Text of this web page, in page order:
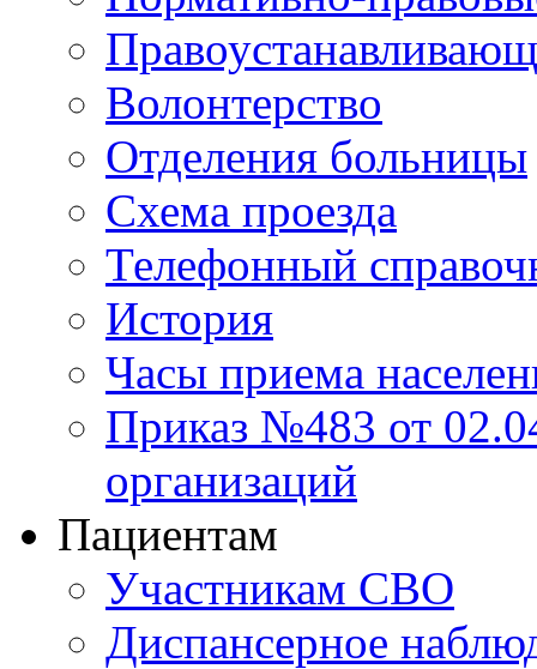
Волонтерство
Отделения больницы
Схема проезда
Телефонный
История
Часы приема
Приказ №483 от
организаций
Пациентам
Участникам СВО
Диспансерное